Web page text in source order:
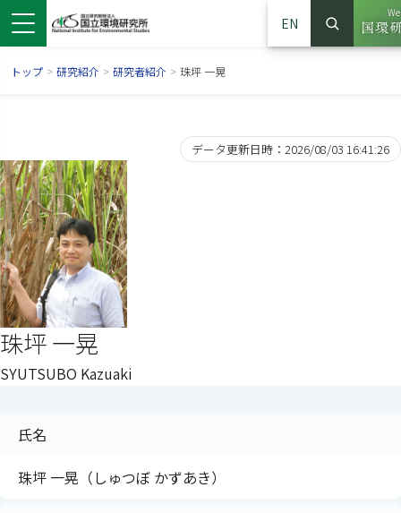
ドウで開きます）
ンドウで開きます）
ウインドウで開きます）
EN
サイト
検索
トップ > 研究紹介 > 研究者紹介 > 珠坪 一晃
データ更新日時：2026/08/03 16:41:26
珠坪 一晃
SYUTSUBO Kazuaki
氏名
珠坪 一晃（しゅつぼ かずあき）